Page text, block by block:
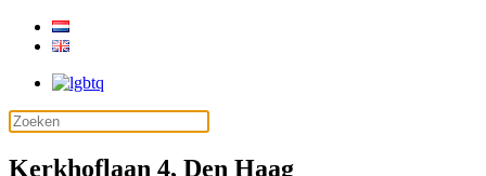
Kerkhoflaan 4, Den Haag